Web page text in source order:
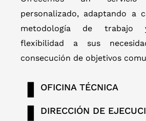
personalizado, adaptando a
metodología de trabajo
flexibilidad a sus
consecución de objetivos
OFICINA TÉCNICA
DIRECCIÓN DE